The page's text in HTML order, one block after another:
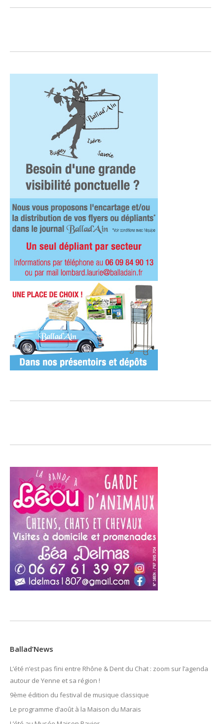
Ballad’News
L’été n’est pas fini entre Rhône & Dent du Chat : zoom sur l’agenda
autour de Yenne et sa région !
9ème édition du festival de musique classique
Le programme d’août à la Maison du Marais